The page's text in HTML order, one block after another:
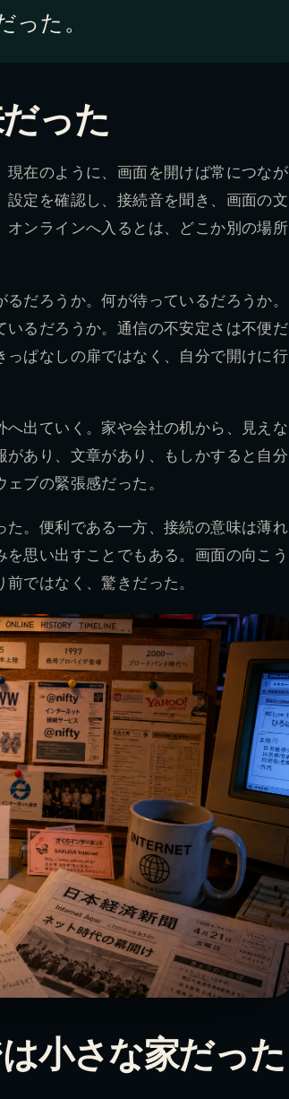
った。
った
在のように、画面を開けば常につなが
定を確認し、接続音を聞き、画面の文
ンラインへ入るとは、どこか別の場所
だろうか。何が待っているだろうか。
るだろうか。通信の不安定さは不便だ
ぱなしの扉ではなく、自分で開けに行
出ていく。家や会社の机から、見えな
あり、文章があり、もしかすると自分
ブの緊張感だった。
。便利である一方、接続の意味は薄れ
思い出すことでもある。画面の向こう
ではなく、驚きだった。
小さな家だった